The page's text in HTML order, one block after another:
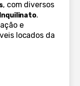
, com diversos
.
e
locados da